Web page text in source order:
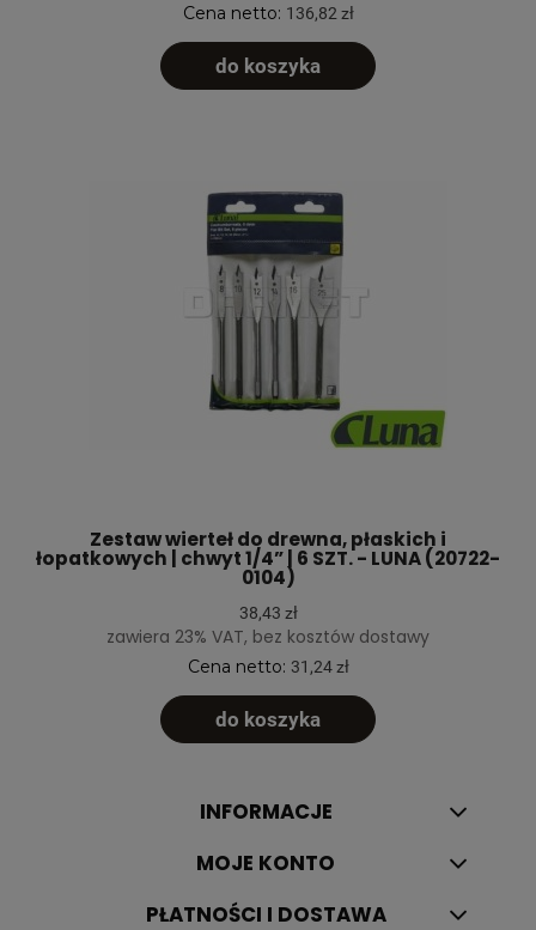
Cena netto: 136,82 zł
do koszyka
Zestaw wierteł do drewna, płaskich i
łopatkowych | chwyt 1/4” | 6 SZT. - LUNA (20722-
0104)
38,43 zł
zawiera 23% VAT, bez kosztów dostawy
Cena netto: 31,24 zł
do koszyka
INFORMACJE
MOJE KONTO
PŁATNOŚCI I DOSTAWA